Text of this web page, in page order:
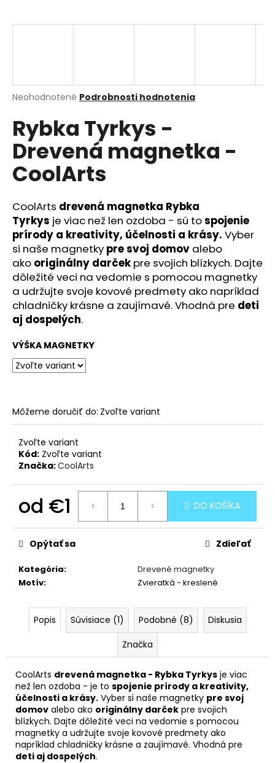
Priemerné
produktu
je
0,0
5
hviezdičiek.
Neohodnotené Podrobnosti hodnotenia
Rybka Tyrkys -
Drevená magnetka -
CoolArts
CoolArts drevená magnetka Rybka
Tyrkys je viac než len ozdoba - sú tospojenie
prírody a kreativity, účelnosti a krásy. Vyber
si naše magnetky pre svoj domov alebo
ako originálny darček pre svojich blízkych. Dajte
dôležité veci na vedomie s pomocou magnetky
a udržujte svoje kovové predmety ako napríklad
chladničky krásne a zaujímavé. Vhodná pre deti
aj dospelých.
VÝŠKA MAGNETKY
Môžeme doručiť do: Zvoľte variant
Zvoľte variant
Kód: Zvoľte variant
Značka:CoolArts
od €1
cena:
DO KOŠÍKA
Kategória:
Drevené magnetky
Motív: Zvieratká - kreslené
Opýtať sa Zdieľať
Popis Súvisiace (1) Podobné (8)
Diskusia
Značka
CoolArts drevená magnetka - Rybka Tyrkys je viac
než len ozdoba - je to spojenie prírody a kreativity,
účelnosti a krásy. Vyber si naše magnetky pre svoj
domov alebo ako originálny darček pre svojich
blízkych. Dajte dôležité veci na vedomie s pomocou
magnetky a udržujte svoje kovové predmety ako
napríklad chladničky krásne a zaujímavé. Vhodná pre
deti aj dospelých.
j
?
HĽADAŤ
d
p
o
r
ú
č
a
m
e
-
SMILERISE
-
DREVENÉ
PUZZLE
€12,95